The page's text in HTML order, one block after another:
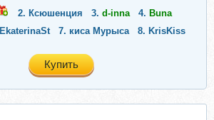
2. Ксюшенция 3. d-inna 4. Buna
EkaterinaSt 7. киса Мурыса 8. KrisKiss
Купить